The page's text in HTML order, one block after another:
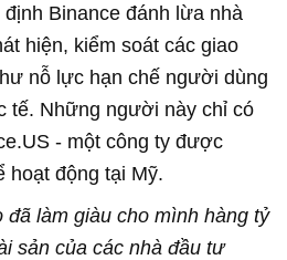
Binance đánh lừa nhà
hiện, kiểm soát các giao
nỗ lực hạn chế người dùng
tế. Những người này chỉ có
- một công ty được
hoạt động tại Mỹ.
đã làm giàu cho mình hàng tỷ
sản của các nhà đầu tư